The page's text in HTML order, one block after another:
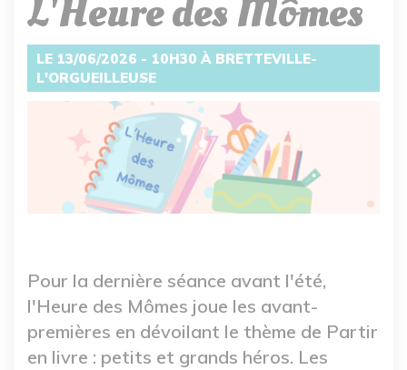
L'Heure des Mômes
LE 13/06/2026 - 10H30 À BRETTEVILLE-
L'ORGUEILLEUSE
Pour la dernière séance avant l'été,
l'Heure des Mômes joue les avant-
premières en dévoilant le thème de Partir
en livre : petits et grands héros. Les